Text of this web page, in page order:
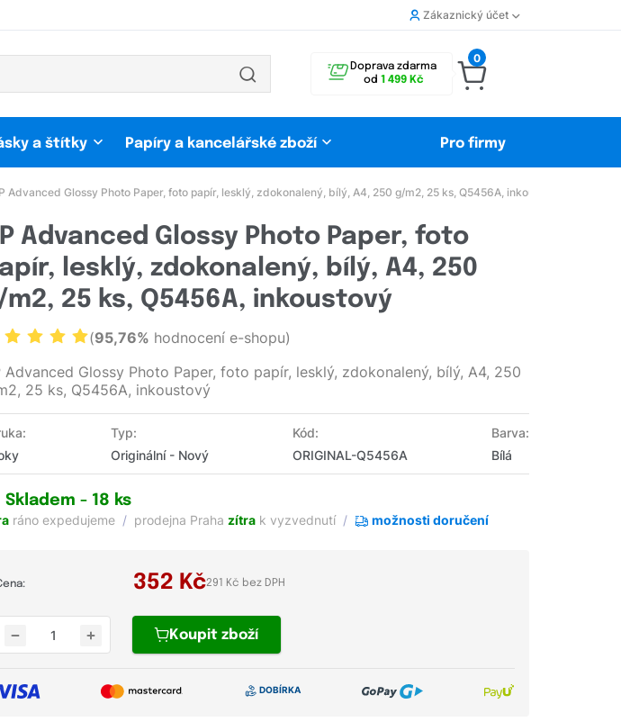
Zákaznický účet
Doprava zdarma
od 1 499 Kč
0
a štítky Papíry a kancelářské zboží Pro firmy
Advanced Glossy Photo Paper, foto papír, lesklý, zdokonalený, bílý, A4, 250 g/m2, 25 ks, Q5456A, inkoustový
Advanced Glossy Photo Paper, foto
lesklý, zdokonalený, bílý, A4, 250
m2, 25 ks, Q5456A, inkoustový
(95,76% hodnocení e-shopu)
Advanced Glossy Photo Paper, foto papír, lesklý, zdokonalený, bílý, A4, 250
25 ks, Q5456A, inkoustový
Typ:
Originální - Nový
Kód:
ORIGINAL-Q5456A
Barva:
Bílá
Skladem- 18 ks
ráno expedujeme prodejna Prahazítra k vyzvednutí možnosti doručení
352 Kč291 Kč bez DPH
Koupitzboží